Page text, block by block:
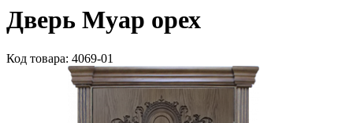
Дверь Муар орех
Код товара: 4069-01